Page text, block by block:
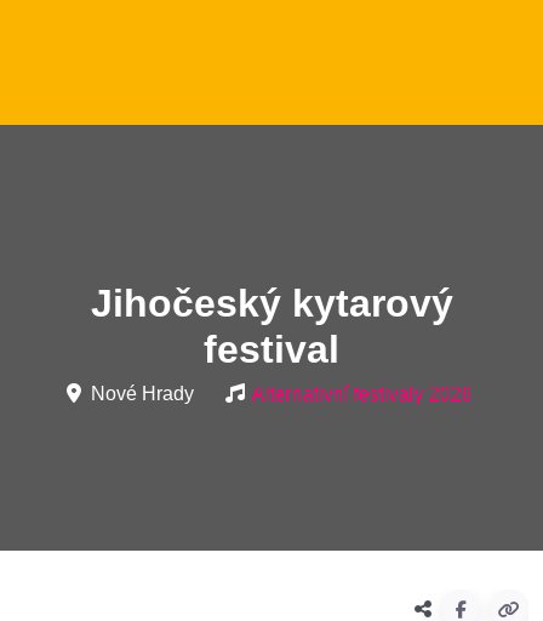
Jihočeský kytarový
festival
Nové Hrady Alternativní festivaly 2026